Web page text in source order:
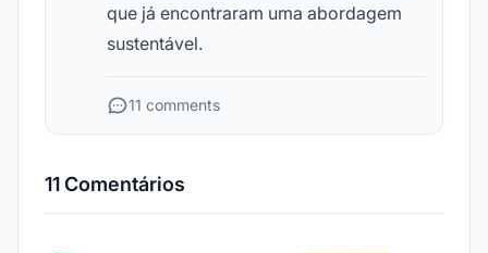
que já encontraram uma abordagem
sustentável.
11 comments
11 Comentários